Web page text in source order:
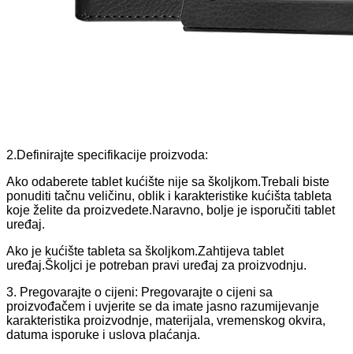
2.Definirajte specifikacije proizvoda:
Ako odaberete tablet kućište nije sa školjkom.Trebali biste
ponuditi tačnu veličinu, oblik i karakteristike kućišta tableta
koje želite da proizvedete.Naravno, bolje je isporučiti tablet
uređaj.
Ako je kućište tableta sa školjkom.Zahtijeva tablet
uređaj.Školjci je potreban pravi uređaj za proizvodnju.
3. Pregovarajte o cijeni: Pregovarajte o cijeni sa
proizvođačem i uvjerite se da imate jasno razumijevanje
karakteristika proizvodnje, materijala, vremenskog okvira,
datuma isporuke i uslova plaćanja.